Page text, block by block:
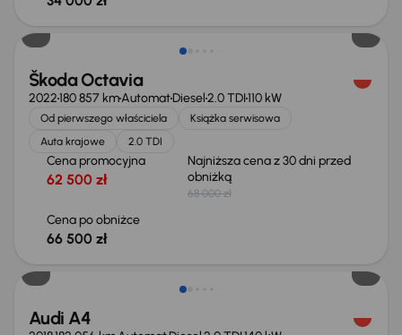
Škoda Octavia
2022180 857 kmAutomatDiesel2.0 TDI110 kW
Od pierwszego właściciela
Książka serwisowa
Auta krajowe
2.0 TDI
Cena promocyjna
62 500 zł
Najniższa cena z 30 dni przed
obniżką
68 000 zł
Cena po obniżce
66 500 zł
Audi A4